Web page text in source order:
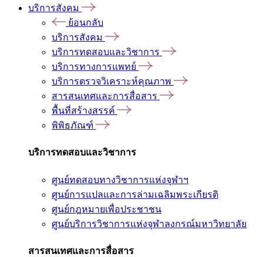
บริการสังคม
ย้อนกลับ
บริการสังคม
บริการทดสอบและวิชาการ
บริการทางการแพทย์
บริการตรวจวิเคราะห์คุณภาพ
สารสนเทศและการสื่อสาร
พื้นที่สร้างสรรค์
พิพิธภัณฑ์
บริการทดสอบและวิชาการ
ศูนย์ทดสอบทางวิชาการแห่งจุฬาฯ
ศูนย์การแปลและการล่ามเฉลิมพระเกียรติ
ศูนย์กฎหมายเพื่อประชาชน
ศูนย์บริการวิชาการแห่งจุฬาลงกรณ์มหาวิทยาลัย
สารสนเทศและการสื่อสาร